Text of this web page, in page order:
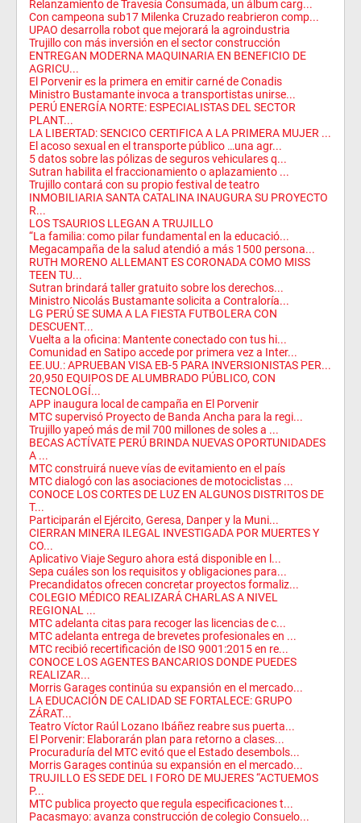
Relanzamiento de Travesía Consumada, un álbum carg...
Con campeona sub17 Milenka Cruzado reabrieron comp...
UPAO desarrolla robot que mejorará la agroindustria
Trujillo con más inversión en el sector construcción
ENTREGAN MODERNA MAQUINARIA EN BENEFICIO DE
AGRICU...
El Porvenir es la primera en emitir carné de Conadis
Ministro Bustamante invoca a transportistas unirse...
PERÚ ENERGÍA NORTE: ESPECIALISTAS DEL SECTOR
PLANT...
LA LIBERTAD: SENCICO CERTIFICA A LA PRIMERA MUJER ...
El acoso sexual en el transporte público …una agr...
5 datos sobre las pólizas de seguros vehiculares q...
Sutran habilita el fraccionamiento o aplazamiento ...
Trujillo contará con su propio festival de teatro
INMOBILIARIA SANTA CATALINA INAUGURA SU PROYECTO
R...
LOS TSAURIOS LLEGAN A TRUJILLO
“La familia: como pilar fundamental en la educació...
Megacampaña de la salud atendió a más 1500 persona...
RUTH MORENO ALLEMANT ES CORONADA COMO MISS
TEEN TU...
Sutran brindará taller gratuito sobre los derechos...
Ministro Nicolás Bustamante solicita a Contraloría...
LG PERÚ SE SUMA A LA FIESTA FUTBOLERA CON
DESCUENT...
Vuelta a la oficina: Mantente conectado con tus hi...
Comunidad en Satipo accede por primera vez a Inter...
EE.UU.: APRUEBAN VISA EB-5 PARA INVERSIONISTAS PER...
20,950 EQUIPOS DE ALUMBRADO PÚBLICO, CON
TECNOLOGÍ...
APP inaugura local de campaña en El Porvenir
MTC supervisó Proyecto de Banda Ancha para la regi...
Trujillo yapeó más de mil 700 millones de soles a ...
BECAS ACTÍVATE PERÚ BRINDA NUEVAS OPORTUNIDADES
A ...
MTC construirá nueve vías de evitamiento en el país
MTC dialogó con las asociaciones de motociclistas ...
CONOCE LOS CORTES DE LUZ EN ALGUNOS DISTRITOS DE
T...
Participarán el Ejército, Geresa, Danper y la Muni...
CIERRAN MINERA ILEGAL INVESTIGADA POR MUERTES Y
CO...
Aplicativo Viaje Seguro ahora está disponible en l...
Sepa cuáles son los requisitos y obligaciones para...
Precandidatos ofrecen concretar proyectos formaliz...
COLEGIO MÉDICO REALIZARÁ CHARLAS A NIVEL
REGIONAL ...
MTC adelanta citas para recoger las licencias de c...
MTC adelanta entrega de brevetes profesionales en ...
MTC recibió recertificación de ISO 9001:2015 en re...
CONOCE LOS AGENTES BANCARIOS DONDE PUEDES
REALIZAR...
Morris Garages continúa su expansión en el mercado...
LA EDUCACIÓN DE CALIDAD SE FORTALECE: GRUPO
ZÁRAT...
Teatro Víctor Raúl Lozano Ibáñez reabre sus puerta...
El Porvenir: Elaborarán plan para retorno a clases...
Procuraduría del MTC evitó que el Estado desembols...
Morris Garages continúa su expansión en el mercado...
TRUJILLO ES SEDE DEL I FORO DE MUJERES “ACTUEMOS
P...
MTC publica proyecto que regula especificaciones t...
Pacasmayo: avanza construcción de colegio Consuelo...